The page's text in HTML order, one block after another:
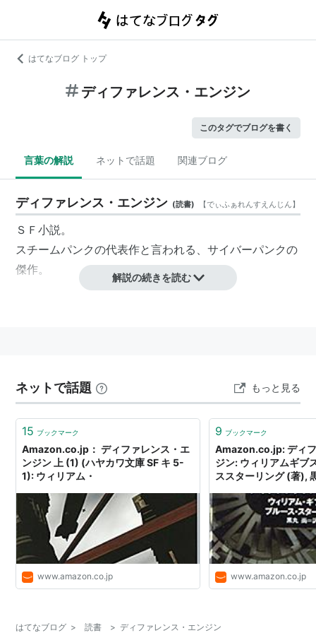
はてなブログ トップ
ディファレンス・エンジン
このタグでブログを書く
言葉の解説 ネットで話題 関連ブログ
ディファレンス・エンジン (読書) 【でぃふぁれんすえんじん】
ＳＦ小説。
スチームパンクの代表作と言われる、サイバーパンクの
傑作。
解説の続きを読む
ネットで話題 もっと見る
15 ブックマーク
Amazon.co.jp： ディファレンス・エ
ンジン 上 (1) (ハヤカワ文庫 SF キ 5-
1): ウィリアム・
www.amazon.co.jp
9 ブックマーク
Amazon.co.jp: ディ
ジン: ウィリアムギブ
ススターリング (著),
www.amazon.co.jp
はてなブログ > 読書 > ディファレンス・エンジン